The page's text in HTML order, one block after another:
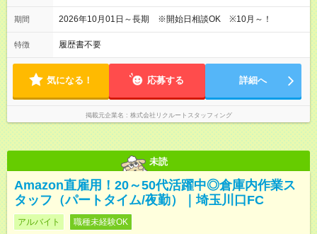
期間 2026年10月01日～長期 ※開始日相談OK ※10月～！
特徴 履歴書不要
気になる！ 応募する 詳細へ
掲載元企業名 株式会社リクルートスタッフィング
未読
Amazon直雇用！20～50代活躍中◎倉庫内作業ス
タッフ（パートタイム/夜勤）｜埼玉川口FC
アルバイト 職種未経験OK